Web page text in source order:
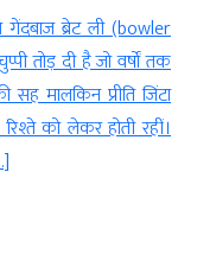
ब्रेट ली (bowler
तोड़ दी है जो वर्षों तक
मालकिन प्रीति जिंटा
को लेकर होती रहीं।